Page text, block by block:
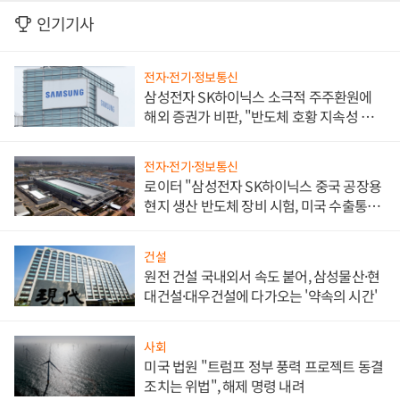
인기기사
전자·전기·정보통신
삼성전자 SK하이닉스 소극적 주주환원에
해외 증권가 비판, "반도체 호황 지속성 의
전자·전기·정보통신
로이터 "삼성전자 SK하이닉스 중국 공장용
현지 생산 반도체 장비 시험, 미국 수출통제
건설
원전 건설 국내외서 속도 붙어, 삼성물산·현
대건설·대우건설에 다가오는 '약속의 시간'
사회
미국 법원 "트럼프 정부 풍력 프로젝트 동결
조치는 위법", 해제 명령 내려